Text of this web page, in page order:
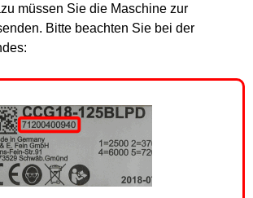
müssen Sie die Maschine zur
Bitte beachten Sie bei der